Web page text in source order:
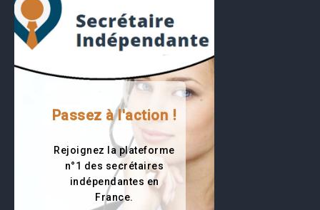
Passez à l'action !
Rejoignez la plateforme
n°1 des secrétaires
indépendantes en
France.
11301 visiteurs
Trouvez votre secrétaire